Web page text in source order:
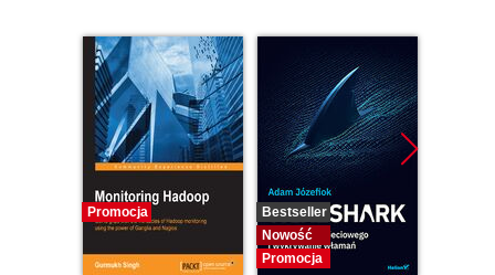
Promocja
Bestseller
Nowość
Promocja